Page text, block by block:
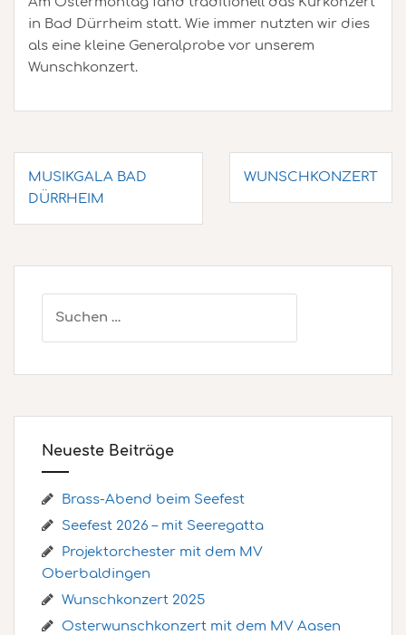
in Bad Dürrheim statt. Wie immer nutzten wir dies
als eine kleine Generalprobe vor unserem
Wunschkonzert.
MUSIKGALA BAD
DÜRRHEIM
WUNSCHKONZERT
nach:
Neueste Beiträge
Brass-Abend beim Seefest
Seefest 2026 – mit Seeregatta
Projektorchester mit dem MV
Oberbaldingen
Wunschkonzert 2025
Osterwunschkonzert mit dem MV Aasen